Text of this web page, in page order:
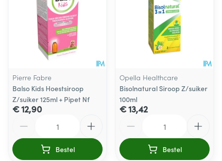
Pierre Fabre
Balso Kids Hoestsiroop
Z/suiker 125ml + Pipet Nf
€ 12,90
Bestel
Opella Healthcare
Bisolnatural Siroop Z/suiker
100ml
€ 13,42
Bestel